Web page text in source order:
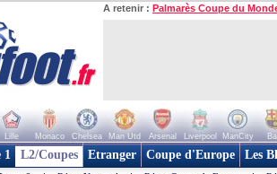
A retenir : Palmarès Coupe du
Lille Monaco Chelsea Man Utd Arsenal Liverpool ManCity
1 L2/Coupes Etranger Coupe d'Europe Les